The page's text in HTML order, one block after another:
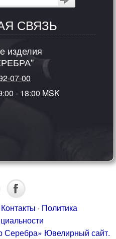
СВЯЗЬ
изделия
07-00
- 18:00 MSK
Контакты · Политика
Серебра» Ювелирный сайт.